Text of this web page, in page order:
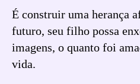
É construir uma herança
futuro, seu filho possa
imagens, o quanto foi
vida.